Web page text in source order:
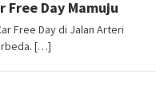
Free Day Mamuju
Free Day di Jalan Arteri
[…]